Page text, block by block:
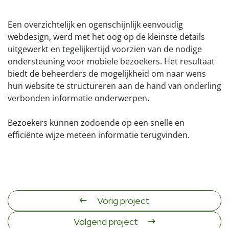
Een overzichtelijk en ogenschijnlijk eenvoudig
webdesign, werd met het oog op de kleinste details
uitgewerkt en tegelijkertijd voorzien van de nodige
ondersteuning voor mobiele bezoekers. Het resultaat
biedt de beheerders de mogelijkheid om naar wens
hun website te structureren aan de hand van onderling
verbonden informatie onderwerpen.
Bezoekers kunnen zodoende op een snelle en
efficiënte wijze meteen informatie terugvinden.
Vorig project
Volgend project